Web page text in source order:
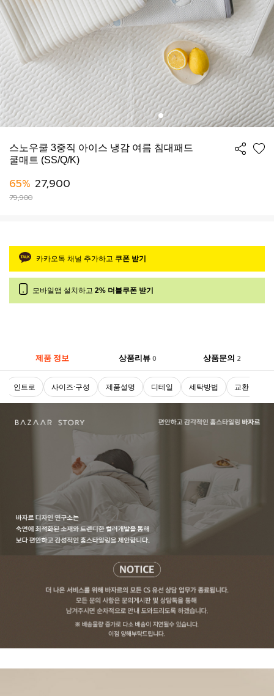
스노우쿨 3중직 아이스 냉감 여름 침대패드
쿨매트 (SS/Q/K)
65% 27,900
79,900
카카오톡 채널 추가하고 쿠폰 받기
모바일앱 설치하고 2% 더블쿠폰 받기
제품 정보 상품리뷰 0 상품문의 2
인트로 사이즈·구성 제품설명 디테일 세탁방법 교환 및 반